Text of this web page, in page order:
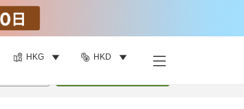
HKG HKD